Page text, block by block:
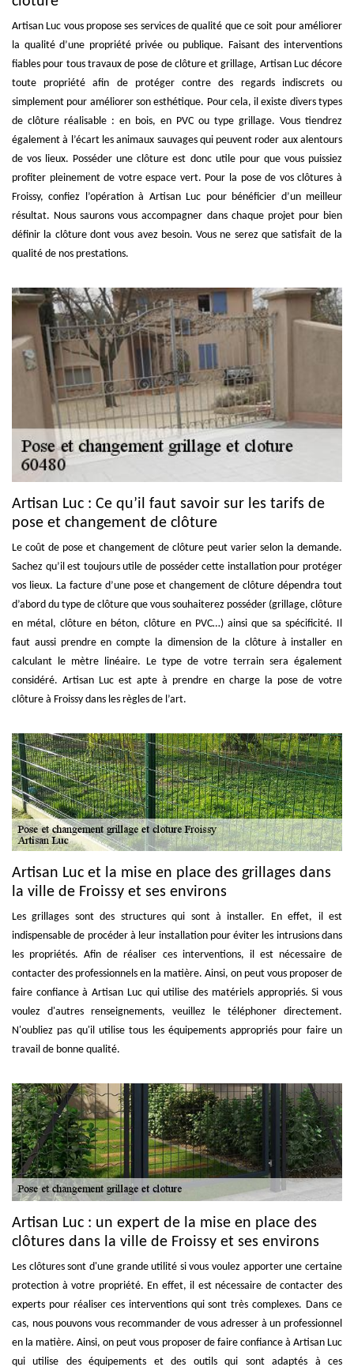
Artisan Luc vous propose ses services de qualité que ce soit pour améliorer
la qualité d’une propriété privée ou publique. Faisant des interventions
fiables pour tous travaux de pose de clôture et grillage, Artisan Luc décore
toute propriété afin de protéger contre des regards indiscrets ou
simplement pour améliorer son esthétique. Pour cela, il existe divers types
de clôture réalisable : en bois, en PVC ou type grillage. Vous tiendrez
également à l’écart les animaux sauvages qui peuvent roder aux alentours
de vos lieux. Posséder une clôture est donc utile pour que vous puissiez
profiter pleinement de votre espace vert. Pour la pose de vos clôtures à
Froissy, confiez l’opération à Artisan Luc pour bénéficier d’un meilleur
résultat. Nous saurons vous accompagner dans chaque projet pour bien
définir la clôture dont vous avez besoin. Vous ne serez que satisfait de la
qualité de nos prestations.
Artisan Luc : Ce qu’il faut savoir sur les tarifs de
pose et changement de clôture
Le coût de pose et changement de clôture peut varier selon la demande.
Sachez qu’il est toujours utile de posséder cette installation pour protéger
vos lieux. La facture d’une pose et changement de clôture dépendra tout
d’abord du type de clôture que vous souhaiterez posséder (grillage, clôture
en métal, clôture en béton, clôture en PVC…) ainsi que sa spécificité. Il
faut aussi prendre en compte la dimension de la clôture à installer en
calculant le mètre linéaire. Le type de votre terrain sera également
considéré. Artisan Luc est apte à prendre en charge la pose de votre
clôture à Froissy dans les règles de l’art.
Artisan Luc et la mise en place des grillages dans
la ville de Froissy et ses environs
Les grillages sont des structures qui sont à installer. En effet, il est
indispensable de procéder à leur installation pour éviter les intrusions dans
les propriétés. Afin de réaliser ces interventions, il est nécessaire de
contacter des professionnels en la matière. Ainsi, on peut vous proposer de
faire confiance à Artisan Luc qui utilise des matériels appropriés. Si vous
voulez d'autres renseignements, veuillez le téléphoner directement.
N'oubliez pas qu'il utilise tous les équipements appropriés pour faire un
travail de bonne qualité.
Artisan Luc : un expert de la mise en place des
clôtures dans la ville de Froissy et ses environs
Les clôtures sont d'une grande utilité si vous voulez apporter une certaine
protection à votre propriété. En effet, il est nécessaire de contacter des
experts pour réaliser ces interventions qui sont très complexes. Dans ce
cas, nous pouvons vous recommander de vous adresser à un professionnel
en la matière. Ainsi, on peut vous proposer de faire confiance à Artisan Luc
qui utilise des équipements et des outils qui sont adaptés à ces